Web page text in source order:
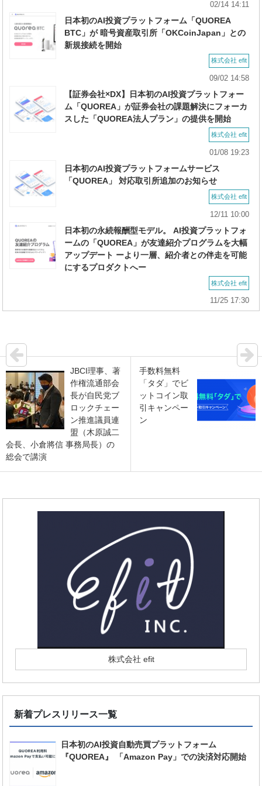
02/14 14:11
日本初のAI投資プラットフォーム「QUOREA
BTC」が 暗号資産取引所「OKCoinJapan」との
新規接続を開始
株式会社 efit
09/02 14:58
【証券会社×DX】日本初のAI投資プラットフォー
ム「QUOREA」が証券会社の課題解決にフォーカ
スした「QUOREA法人プラン」の提供を開始
株式会社 efit
01/08 19:23
日本初のAI投資プラットフォームサービス
「QUOREA」 対応取引所追加のお知らせ
株式会社 efit
12/11 10:00
日本初の永続報酬型モデル。 AI投資プラットフォ
ームの「QUOREA」が友達紹介プログラムを大幅
アップデート ーより一層、紹介者との伴走を可能
にするプロダクトへー
株式会社 efit
11/25 17:30
JBCI理事、著
作権流通部会
長が自民党ブ
ロックチェー
ン推進議員連
盟（木原誠二
会長、小倉將信 事務局長）の
総会で講演
手数料無料
「タダ」でビ
ットコイン取
引キャンペー
ン
株式会社 efit
新着プレスリリース一覧
日本初のAI投資自動売買プラットフォーム
『QUOREA』 「Amazon Pay」での決済対応開始